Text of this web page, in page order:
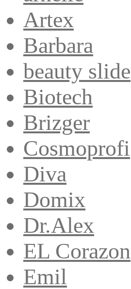
Artex
Barbara
beauty slide
Biotech
Brizger
Cosmoprofi
Diva
Domix
Dr.Alex
EL Corazon
Emil